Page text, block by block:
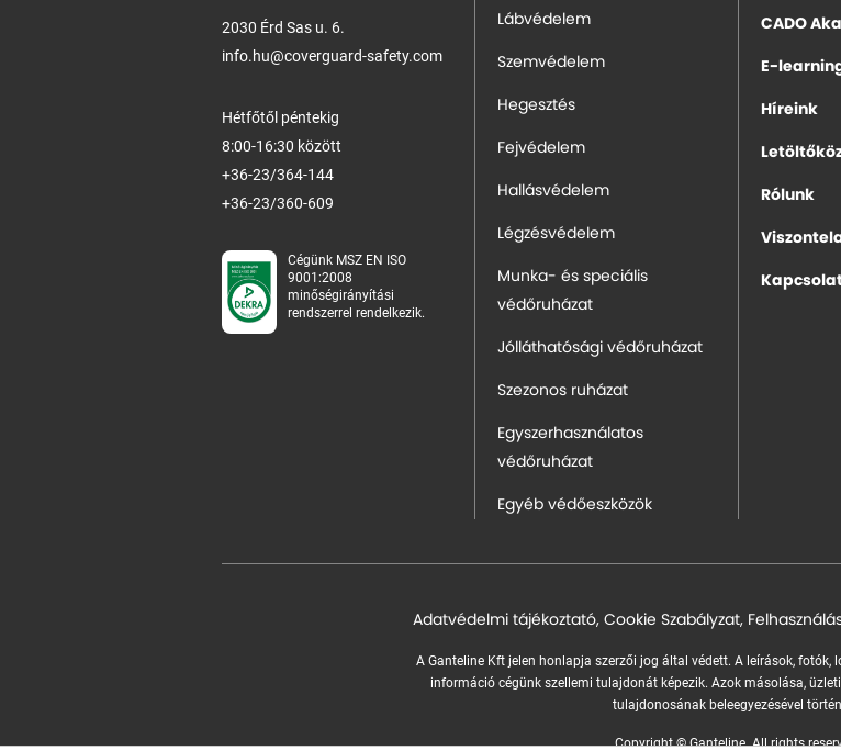
2030 Érd Sas u. 6.
info.hu@coverguard-safety.com
Hétfőtől péntekig
8:00-16:30 között
+36-23/364-144
+36-23/360-609
Cégünk MSZ EN ISO
9001:2008
minőségirányítási
rendszerrel rendelkezik.
Lábvédelem
Szemvédelem
Hegesztés
Fejvédelem
Hallásvédelem
Légzésvédelem
Munka- és speciális
védőruházat
Jólláthatósági védőruházat
Szezonos ruházat
Egyszerhasználatos
védőruházat
Egyéb védőeszközök
CADO
E-
Híreink
Rólunk
Adatvédelmi tájékoztató, Cookie Szabályzat,
A Ganteline Kft jelen honlapja szerzői jog által védett. A leírások, fotók,
információ cégünk szellemi tulajdonát képezik. Azok másolása,
tulajdonosának beleegyezésével
Copyright © Ganteline. All rights